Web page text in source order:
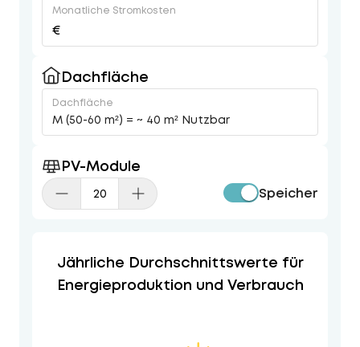
Monatliche Stromkosten
€
Dachfläche
Dachfläche
M (50-60 m²) = ~ 40 m² Nutzbar
PV-Module
Speicher
Jährliche Durchschnittswerte für
Energieproduktion und Verbrauch